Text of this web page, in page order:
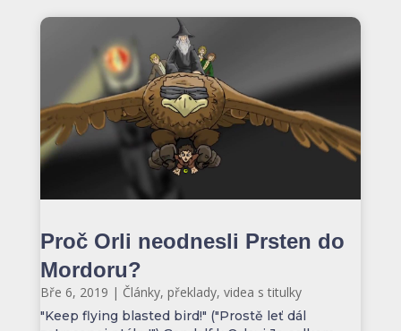
Proč Orli neodnesli Prsten do
Mordoru?
Bře 6, 2019 | Články, překlady, videa s titulky
"Keep flying blasted bird!" ("Prostě leť dál